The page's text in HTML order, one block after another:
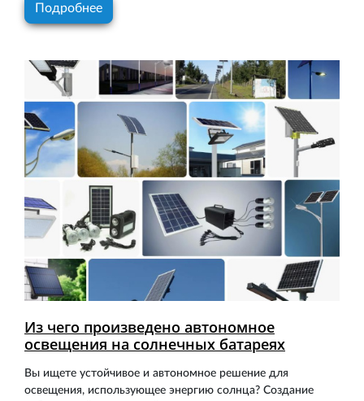
Подробнее
Из чего произведено автономное
освещения на солнечных батареях
Вы ищете устойчивое и автономное решение для
освещения, использующее энергию солнца? Создание